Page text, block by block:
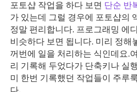
포토샵 작업을 하다 보면 단순 반
가 있는데 그럴 경우에 포토샵의
정말 편리합니다. 프로그래밍 에
비슷하다 보면 됩니다. 미리 정해
꺼번에 일을 처리하는 식인데요.
리 기록해 두었다가 단축키나 실
미 한번 기록했던 작업들이 주루